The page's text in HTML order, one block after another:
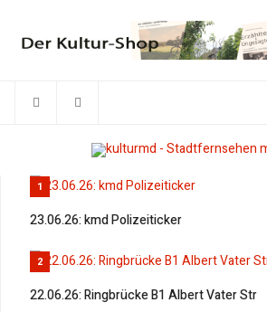
1
23.06.26: kmd Polizeiticker
2
22.06.26: Ringbrücke B1 Albert Vater Str